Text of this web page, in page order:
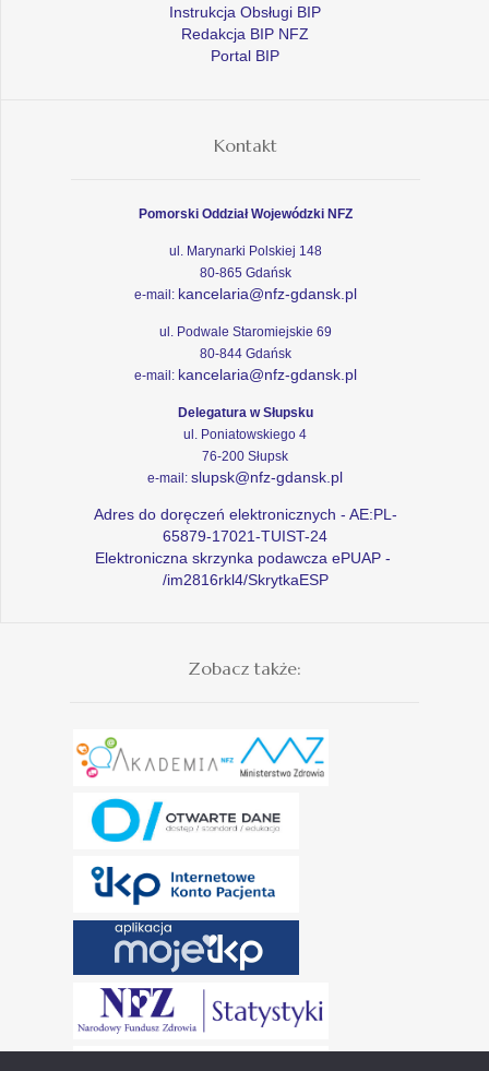
Instrukcja Obsługi BIP
Redakcja BIP NFZ
Portal BIP
Kontakt
Pomorski Oddział Wojewódzki NFZ
ul. Marynarki Polskiej 148
80-865 Gdańsk
e-mail: kancelaria@nfz-gdansk.pl
ul. Podwale Staromiejskie 69
80-844 Gdańsk
e-mail: kancelaria@nfz-gdansk.pl
Delegatura w Słupsku
ul. Poniatowskiego 4
76-200 Słupsk
e-mail: slupsk@nfz-gdansk.pl
Adres do doręczeń elektronicznych - AE:PL-
65879-17021-TUIST-24
Elektroniczna skrzynka podawcza ePUAP -
/im2816rkl4/SkrytkaESP
Zobacz także: